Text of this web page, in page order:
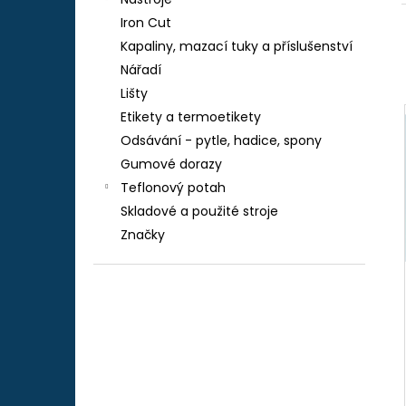
Iron Cut
Kapaliny, mazací tuky a příslušenství
Nářadí
Lišty
Etikety a termoetikety
Odsávání - pytle, hadice, spony
Gumové dorazy
Teflonový potah
Skladové a použité stroje
Značky
TEFLON ZELENÝ - TL.0,15 MM, 230 X 587
MM - AKS 6105, 1605, 6410, 6250, 9600
290 Kč